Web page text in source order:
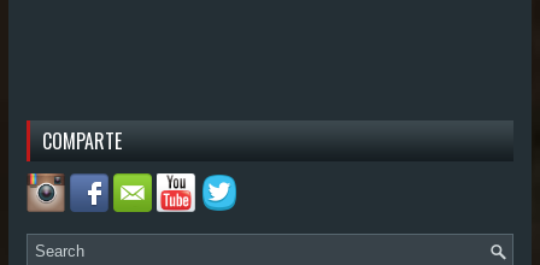
COMPARTE